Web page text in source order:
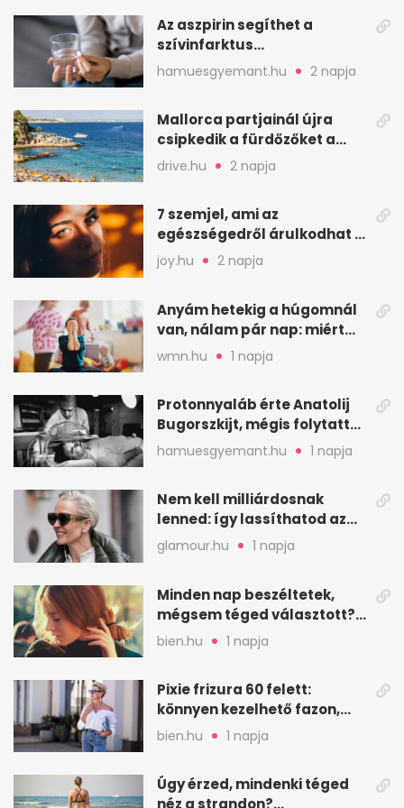
Az aszpirin segíthet a
szívinfarktus
megelőzésében, de nem
mindenkinek
hamuesgyemant.hu 2 napja
Mallorca partjainál újra
csipkedik a fürdőzőket a
halak a sekély vízben
drive.hu 2 napja
7 szemjel, ami az
egészségedről árulkodhat –
erre figyelj oda
joy.hu 2 napja
Anyám hetekig a húgomnál
van, nálam pár nap: miért
fáj ennyire?
wmn.hu 1 napja
Protonnyaláb érte Anatolij
Bugorszkijt, mégis folytatta
a munkát
hamuesgyemant.hu 1 napja
Nem kell milliárdosnak
lenned: így lassíthatod az
öregedést a biológus szerint
glamour.hu 1 napja
Minden nap beszéltetek,
mégsem téged választott?
Ez az érzelmi csapda
bien.hu 1 napja
Pixie frizura 60 felett:
könnyen kezelhető fazon,
ami karaktert ad
bien.hu 1 napja
Úgy érzed, mindenki téged